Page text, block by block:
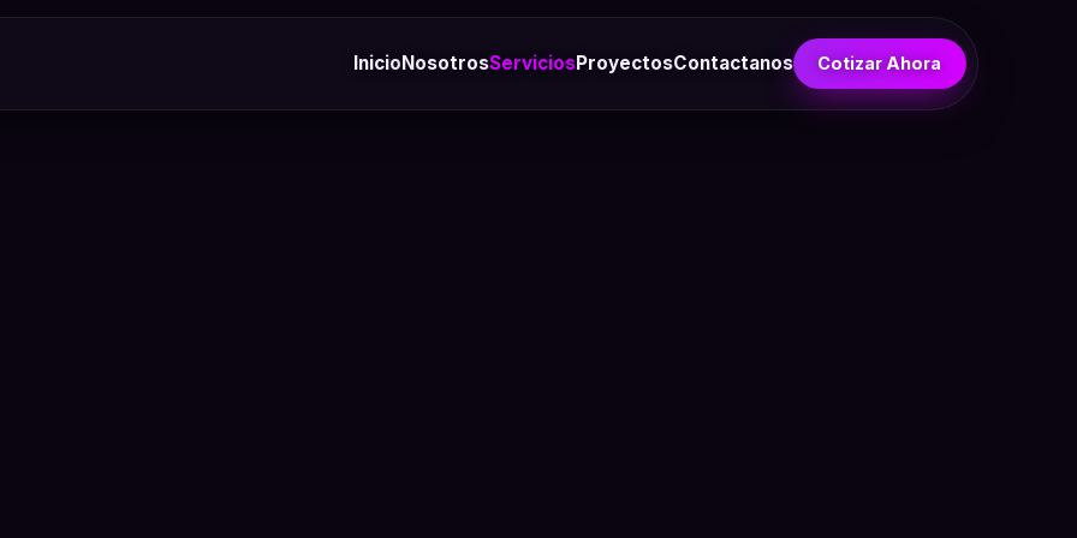
Inicio NosotrosServiciosProyectosContactanos Cotizar Ahora